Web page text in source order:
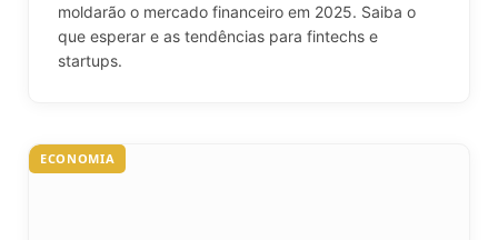
moldarão o mercado financeiro em 2025. Saiba o
que esperar e as tendências para fintechs e
startups.
ECONOMIA